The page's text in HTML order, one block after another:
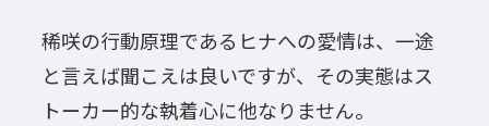
稀咲の行動原理であるヒナへの愛情は、一途
と言えば聞こえは良いですが、その実態はス
トーカー的な執着心に他なりません。